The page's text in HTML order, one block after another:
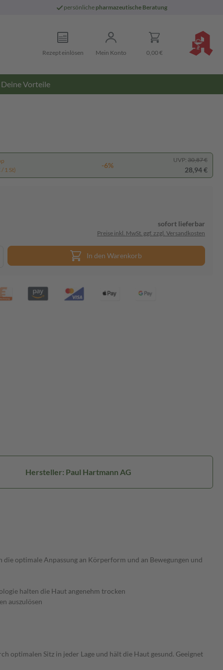
persönliche pharmazeutische Beratung
Rezept einlösen Mein Konto 0,00 €
Deine Vorteile
1 St)
-6%
UVP: 30,87 €
28,94 €
sofort lieferbar
Preise inkl. MwSt. ggf. zzgl. Versandkosten
In den Warenkorb
Hersteller: Paul Hartmann AG
optimale Anpassung an Körperform und an Bewegungen und
halten die Haut angenehm trocken
auszulösen
optimalen Sitz in jeder Lage und hält die Haut gesund. Geeignet